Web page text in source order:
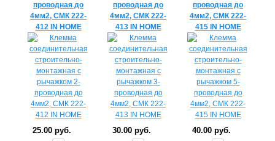
проводная до
4мм2, СМК 222-
412 IN HOME
25.00 руб.
проводная до
4мм2, СМК 222-
413 IN HOME
30.00 руб.
проводная до
4мм2, СМК 222-
415 IN HOME
40.00 руб.